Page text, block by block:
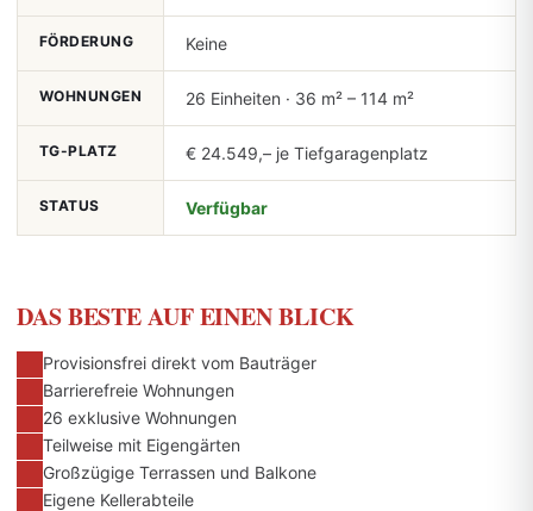
FÖRDERUNG Keine
WOHNUNGEN 26 Einheiten · 36 m² – 114 m²
TG-PLATZ € 24.549,– je Tiefgaragenplatz
STATUS Verfügbar
DAS BESTE AUF EINEN BLICK
Provisionsfrei direkt vom Bauträger
Barrierefreie Wohnungen
26 exklusive Wohnungen
Teilweise mit Eigengärten
Großzügige Terrassen und Balkone
Eigene Kellerabteile